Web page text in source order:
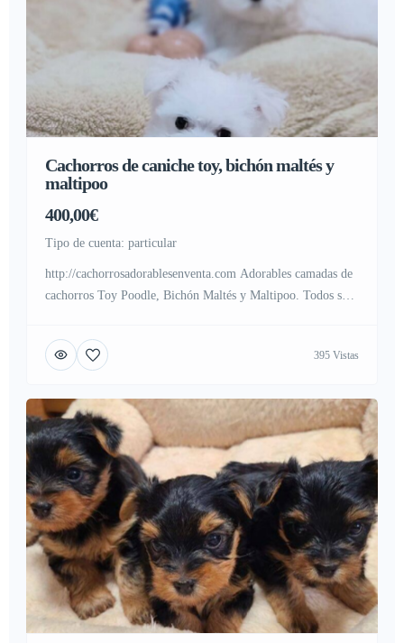
Cachorros de caniche toy, bichón maltés y
maltipoo
400,00€
tipo de cuenta: particular
http://cachorrosadorablesenventa.com Adorables camadas de
cachorros Toy Poodle, Bichón Maltés y Maltipoo. Todos se
información. WHATSAPP{+54 91130358462}
cachorrosenventa001@gmail.com
395 Vistas